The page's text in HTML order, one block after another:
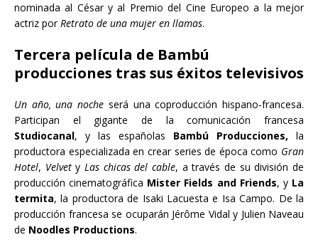
nominada al César y al Premio del Cine Europeo a la mejor
actriz porRetrato de una mujer en llamas.
Tercera película de Bambú
producciones tras sus éxitos televisivos
Un año, una noche será una coproducción hispano-francesa.
Participan el gigante de la comunicación francesa
Studiocanal, y las españolas Bambú Producciones, la
productora especializada en crear series de época como Gran
Hotel, VelvetyLas chicas del cable, a través de su división de
producción cinematográfica Mister Fields and Friends, y La
termita, la productora de Isaki Lacuesta e Isa Campo. De la
producción francesa se ocuparán Jérôme Vidal y Julien Naveau
de Noodles Productions.